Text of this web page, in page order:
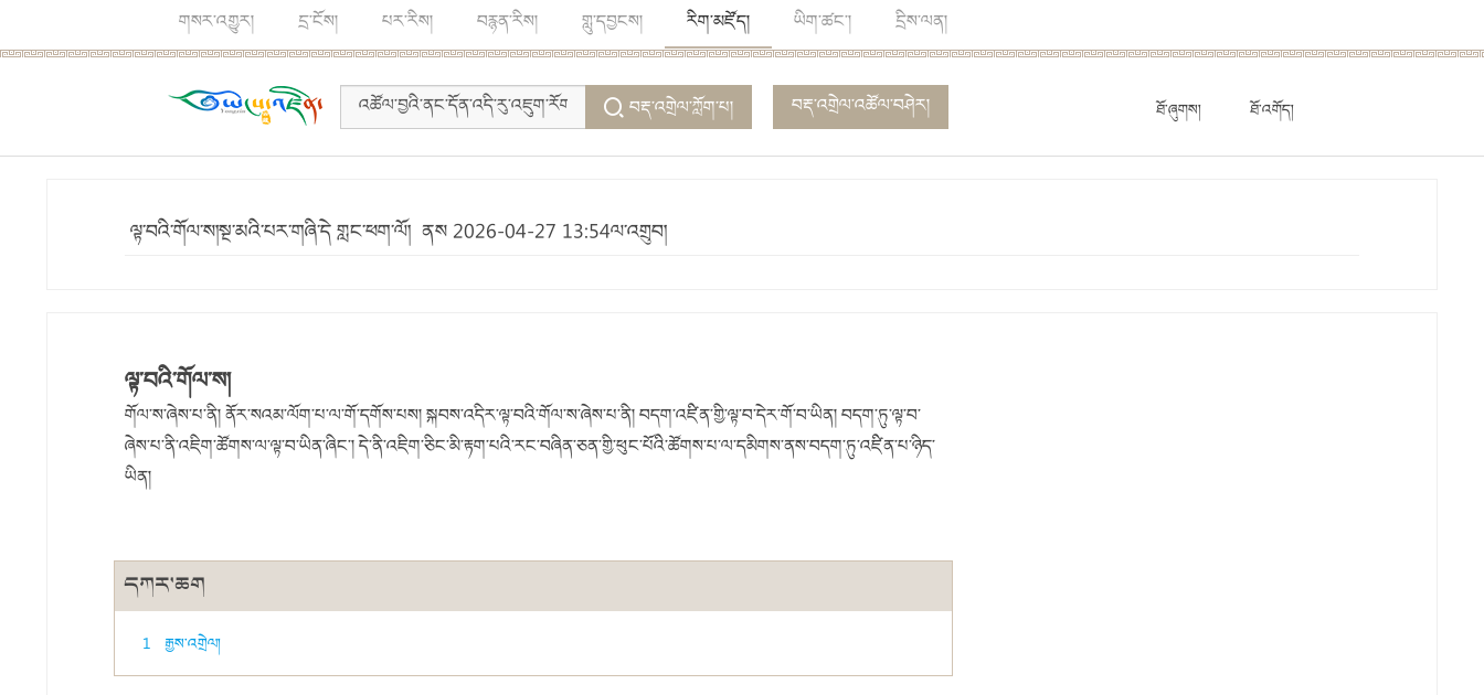
གསར་འགྱུར། དྲ་ངོས། པར་རིས། བརྙན་རིས། གླུ་དབྱངས། རིག་མཛོད། ཡིག་ཚང་། དྲིས་ལན།
ཐོ་ཞུགས། ཐོ་འགོད།
བརྡ་འགྲེལ་ཀློག་པ། བརྡ་འགྲེལ་འཚོལ་བཤེར།
ལྟ་བའི་གོལ་ས།སྔ་མའི་པར་གཞི་དེ གླང་ཕག་ལོ། ནས 2026-04-27 13:54ལ་འགྲུབ།
ལྟ་བའི་གོལ་ས།
གོལ་ས་ཞེས་པ་ནི། ནོར་སའམ་ལོག་པ་ལ་གོ་དགོས་པས། སྐབས་འདིར་ལྟ་བའི་གོལ་ས་ཞེས་པ་ནི། བདག་འཛིན་གྱི་ལྟ་བ་དེར་གོ་བ་ཡིན། བདག་ཏུ་ལྟ་བ་
ཞེས་པ་ནི་འཇིག་ཚོགས་ལ་ལྟ་བ་ཡིན་ཞིང༌། དེ་ནི་འཇིག་ཅིང་མི་རྟག་པའི་རང་བཞིན་ཅན་གྱི་ཕུང་པོའི་ཚོགས་པ་ལ་དམིགས་ནས་བདག་ཏུ་འཛིན་པ་ཉིད་
ཡིན།
དཀར་ཆག
1 རྒྱས་འགྲེལ།